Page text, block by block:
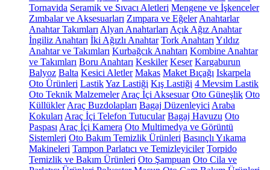
Tornavida Seramik ve Sıvacı Aletleri Mengene ve İşkenceler
Zımbalar ve Aksesuarları Zımpara ve Eğeler Anahtarlar
Anahtar Takımları Alyan Anahtarları Açık Ağız Anahtar
İngiliz Anahtarı İki Ağızlı Anahtar Tork Anahtarı Yıldız
Anahtar ve Takımları Kurbağcık Anahtarı Kombine Anahtar
ve Takımları Boru Anahtarı Keskiler Keser Kargaburun
Balyoz Balta Kesici Aletler Makas Maket Bıçağı Iskarpela
Oto Ürünleri LastikYaz Lastiği Kış Lastiği 4 Mevsim Lastik
Oto Teknik Malzemeler Araç İçi Aksesuar Oto Güneşlik Oto
Küllükler Araç Buzdolapları Bagaj Düzenleyici Araba
Kokuları Araç İçi Telefon Tutucular Bagaj Havuzu Oto
Paspası Araç İçi Kamera Oto Multimedya ve Görüntü
Sistemleri Oto Bakım Temizlik Ürünleri Basınçlı Yıkama
Makineleri Tampon Parlatıcı ve Temizleyiciler Torpido
Temizlik ve Bakım Ürünleri Oto Şampuan Oto Cila ve